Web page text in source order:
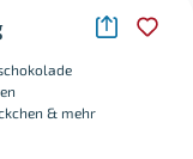
& mehr